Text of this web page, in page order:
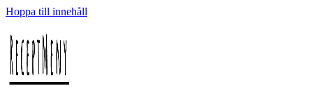
Hoppa till innehåll